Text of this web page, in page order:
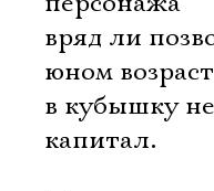
вряд ли
юном
в кубышку
капитал.